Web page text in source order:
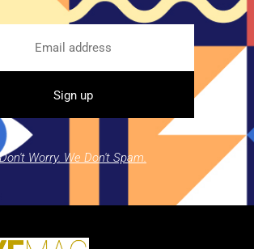
Don't Worry. We Don't Spam.